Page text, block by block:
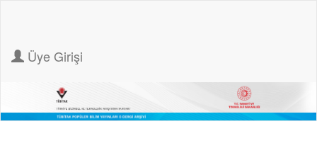
Üye Girişi